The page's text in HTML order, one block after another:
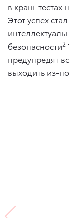
в краш-тестах
Этот успех
безопасности2
предупредят
выходить из-